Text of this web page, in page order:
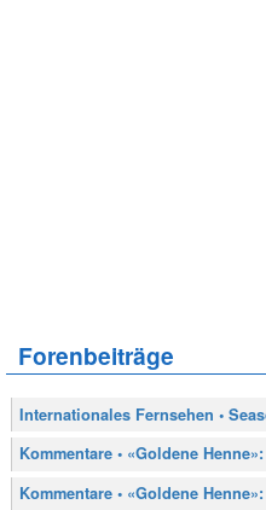
Forenbeiträge
Internationales Fernsehen •
Kommentare • «Goldene
Kommentare • «Goldene